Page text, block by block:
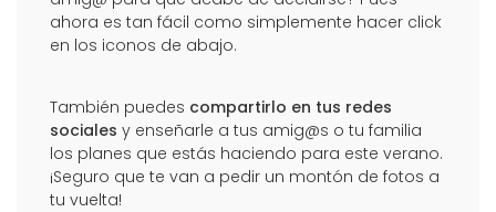
ahora es tan fácil como simplemente hacer click
en los iconos de abajo.
También puedes compartirlo en tus redes
sociales y enseñarle a tus amig@s o tu familia
los planes que estás haciendo para este verano.
¡Seguro que te van a pedir un montón de fotos a
tu vuelta!